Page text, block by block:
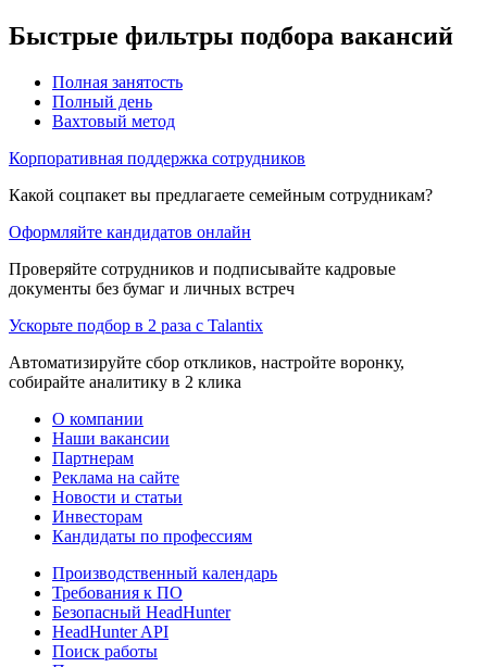
Быстрые фильтры подбора вакансий
Полная занятость
Полный день
Вахтовый метод
Корпоративная поддержка сотрудников
Какой соцпакет вы предлагаете семейным сотрудникам?
Оформляйте кандидатов онлайн
Проверяйте сотрудников и подписывайте кадровые
документы без бумаг и личных встреч
Ускорьте подбор в 2 раза с Talantix
Автоматизируйте сбор откликов, настройте воронку,
собирайте аналитику в 2 клика
О компании
Наши вакансии
Партнерам
Реклама на сайте
Новости и статьи
Инвесторам
Кандидаты по профессиям
Производственный календарь
Требования к ПО
Безопасный HeadHunter
HeadHunter API
Поиск работы